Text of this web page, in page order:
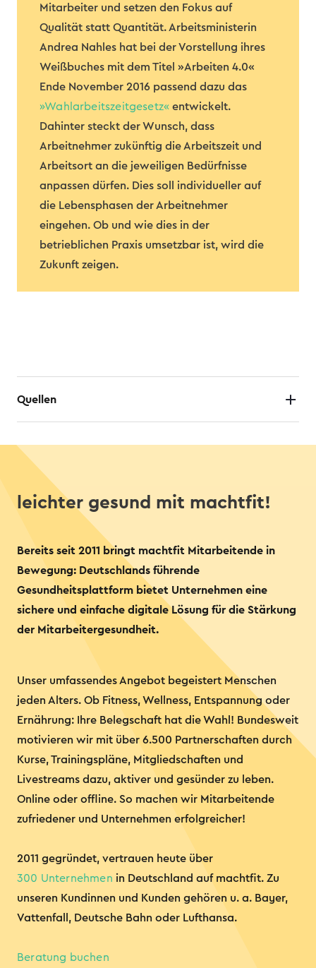
Mitarbeiter und setzen den Fokus auf
Qualität statt Quantität. Arbeitsministerin
Andrea Nahles hat bei der Vorstellung ihres
Weißbuches mit dem Titel »Arbeiten 4.0«
Ende November 2016 passend dazu das
»Wahlarbeitszeitgesetz« entwickelt.
Dahinter steckt der Wunsch, dass
Arbeitnehmer zukünftig die Arbeitszeit und
Arbeitsort an die jeweiligen Bedürfnisse
anpassen dürfen. Dies soll individueller auf
die Lebensphasen der Arbeitnehmer
eingehen. Ob und wie dies in der
betrieblichen Praxis umsetzbar ist, wird die
Zukunft zeigen.
Quellen
leichter gesund mit machtfit!
Bereits seit 2011 bringt machtfit Mitarbeitende in
Bewegung: Deutschlands führende
Gesundheitsplattform bietet Unternehmen eine
sichere und einfache digitale Lösung für die Stärkung
der Mitarbeitergesundheit.
Unser umfassendes Angebot begeistert Menschen
jeden Alters. Ob Fitness, Wellness, Entspannung oder
Ernährung: Ihre Belegschaft hat die Wahl! Bundesweit
motivieren wir mit über 6.500 Partnerschaften durch
Kurse, Trainingspläne, Mitgliedschaften und
Livestreams dazu, aktiver und gesünder zu leben.
Online oder offline. So machen wir Mitarbeitende
zufriedener und Unternehmen erfolgreicher!
2011 gegründet, vertrauen heute über
300 Unternehmen in Deutschland auf machtfit. Zu
unseren Kundinnen und Kunden gehören u. a. Bayer,
Vattenfall, Deutsche Bahn oder Lufthansa.
Beratung buchen